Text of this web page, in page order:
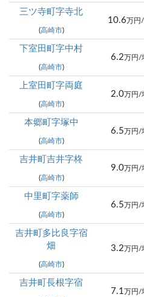
三ツ寺町字寺北
(高崎市)
10.6 万円
下室田町字中村
(高崎市)
6.2 万円/
上室田町字両庭
(高崎市)
2.0万円/
本郷町字塚中
(高崎市)
6.5 万円/
吉井町吉井字柊
(高崎市)
9.0万円/
中里町字薬師
(高崎市)
6.5 万円/
吉井町多比良字宿
畑
(高崎市)
3.2 万円/
吉井町長根字宿
7.1 万円/